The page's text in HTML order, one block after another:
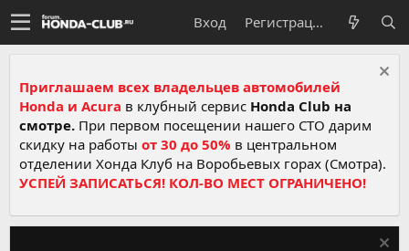
Вход Регистрация
Приглашаем всех владельцев автомобилей
Honda и Acura в клубный сервис Honda Club на
смотре. При первом посещении нашего СТО дарим
скидку на работы от 30 до 50% в центральном
отделении Хонда Клуб на Воробьевых горах (Смотра).
УСПЕЙ ЗАПИСАТЬСЯ! КОЛ-ВО МЕСТ ОГРАНИЧЕНО!